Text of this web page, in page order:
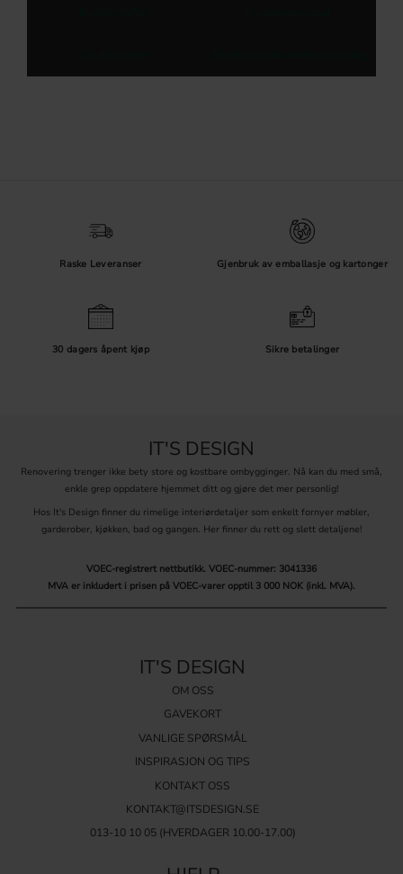
Raske Leveranser Gjenbruk av emballasje og kartonger
30 dagers åpent kjøp Sikre betalinger
IT'S DESIGN
Renovering trenger ikke bety store og kostbare ombygginger. Nå kan du med små,
enkle grep oppdatere hjemmet ditt og gjøre det mer personlig!
Hos It's Design finner du rimelige interiørdetaljer som enkelt fornyer møbler,
garderober, kjøkken, bad og gangen. Her finner du rett og slett detaljene!
VOEC-registrert nettbutikk. VOEC-nummer: 3041336
MVA er inkludert i prisen på VOEC-varer opptil 3 000 NOK (inkl. MVA).
IT'S DESIGN
OM OSS
GAVEKORT
VANLIGE SPØRSMÅL
INSPIRASJON OG TIPS
KONTAKT OSS
KONTAKT@ITSDESIGN.SE
013-10 10 05(HVERDAGER 10.00-17.00)